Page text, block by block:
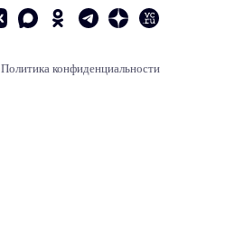
Политика конфиденциальности